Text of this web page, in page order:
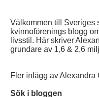
Välkommen till Sveriges
kvinnoförenings blogg
livsstil. Här skriver
grundare av 1,6 & 2,6
Fler inlägg av Alexandra
Sök i bloggen